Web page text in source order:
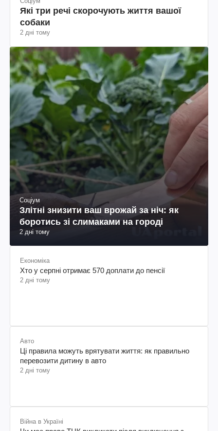
Які три речі скорочують життя вашої
собаки
2 дні тому
Соціум
Злітні знизити ваш врожай за ніч: як
боротись зі слимаками на городі
2 дні тому
Економіка
Хто у серпні отримає 570 доплати до пенсії
2 дні тому
Авто
Ці правила можуть врятувати життя: як правильно
перевозити дитину в авто
2 дні тому
Війна в Україні